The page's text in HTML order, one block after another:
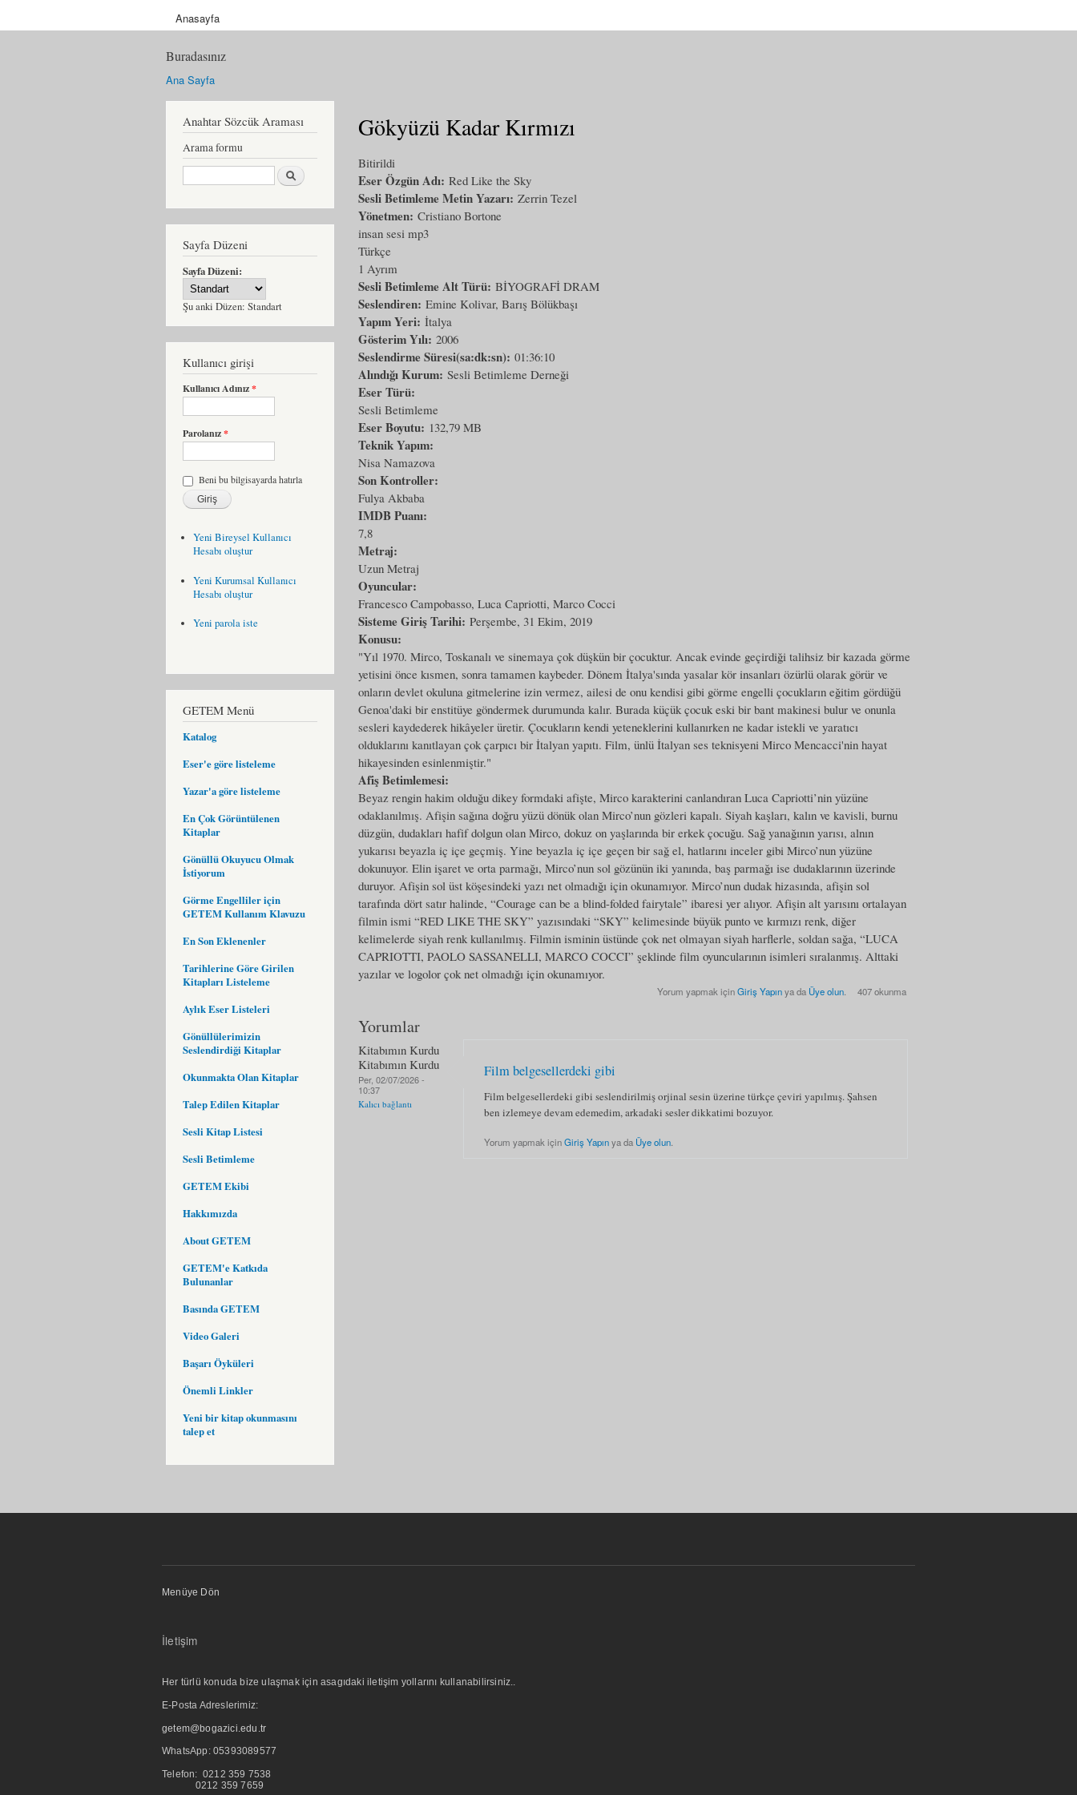
Anasayfa
Buradasınız
Ana Sayfa
Anahtar Sözcük Araması
Arama formu
Ara
Sayfa Düzeni
Sayfa Düzeni:
Şu anki Düzen: Standart
Kullanıcı girişi
Kullanıcı Adınız*
Parolanız*
Beni bu bilgisayarda hatırla
Yeni Bireysel Kullanıcı
Hesabı oluştur
Yeni Kurumsal Kullanıcı
Hesabı oluştur
Yeni parola iste
GETEM Menü
Katalog
Eser'e göre listeleme
Yazar'a göre listeleme
En Çok Görüntülenen
Kitaplar
Gönüllü Okuyucu Olmak
İstiyorum
Görme Engelliler için
GETEM Kullanım Klavuzu
En Son Eklenenler
Tarihlerine Göre Girilen
Kitapları Listeleme
Aylık Eser Listeleri
Gönüllülerimizin
Seslendirdiği Kitaplar
Okunmakta Olan Kitaplar
Talep Edilen Kitaplar
Sesli Kitap Listesi
Sesli Betimleme
GETEM Ekibi
Hakkımızda
About GETEM
GETEM'e Katkıda
Bulunanlar
Basında GETEM
Video Galeri
Başarı Öyküleri
Önemli Linkler
Yeni bir kitap okunmasını
talep et
Gökyüzü Kadar Kırmızı
Bitirildi
Eser Özgün Adı: Red Like the Sky
Sesli Betimleme Metin Yazarı: Zerrin Tezel
Yönetmen: Cristiano Bortone
insan sesi mp3
Türkçe
1 Ayrım
Sesli Betimleme Alt Türü: BİYOGRAFİ DRAM
Seslendiren: Emine Kolivar, Barış Bölükbaşı
Yapım Yeri: İtalya
Gösterim Yılı: 2006
Seslendirme Süresi(sa:dk:sn): 01:36:10
Alındığı Kurum: Sesli Betimleme Derneği
Eser Türü:
Sesli Betimleme
Eser Boyutu: 132,79 MB
Teknik Yapım:
Nisa Namazova
Son Kontroller:
Fulya Akbaba
IMDB Puanı:
7,8
Metraj:
Uzun Metraj
Oyuncular:
Francesco Campobasso, Luca Capriotti, Marco Cocci
Sisteme Giriş Tarihi: Perşembe, 31 Ekim, 2019
Konusu:
"Yıl 1970. Mirco, Toskanalı ve sinemaya çok düşkün bir çocuktur. Ancak evinde geçirdiği talihsiz bir kazada görme
yetisini önce kısmen, sonra tamamen kaybeder. Dönem İtalya'sında yasalar kör insanları özürlü olarak görür ve
onların devlet okuluna gitmelerine izin vermez, ailesi de onu kendisi gibi görme engelli çocukların eğitim gördüğü
Genoa'daki bir enstitüye göndermek durumunda kalır. Burada küçük çocuk eski bir bant makinesi bulur ve onunla
sesleri kaydederek hikâyeler üretir. Çocukların kendi yeteneklerini kullanırken ne kadar istekli ve yaratıcı
olduklarını kanıtlayan çok çarpıcı bir İtalyan yapıtı. Film, ünlü İtalyan ses teknisyeni Mirco Mencacci'nin hayat
hikayesinden esinlenmiştir."
Afiş Betimlemesi:
Beyaz rengin hakim olduğu dikey formdaki afişte, Mirco karakterini canlandıran Luca Capriotti’nin yüzüne
odaklanılmış. Afişin sağına doğru yüzü dönük olan Mirco’nun gözleri kapalı. Siyah kaşları, kalın ve kavisli, burnu
düzgün, dudakları hafif dolgun olan Mirco, dokuz on yaşlarında bir erkek çocuğu. Sağ yanağının yarısı, alnın
yukarısı beyazla iç içe geçmiş. Yine beyazla iç içe geçen bir sağ el, hatlarını inceler gibi Mirco’nun yüzüne
dokunuyor. Elin işaret ve orta parmağı, Mirco’nun sol gözünün iki yanında, baş parmağı ise dudaklarının üzerinde
duruyor. Afişin sol üst köşesindeki yazı net olmadığı için okunamıyor. Mirco’nun dudak hizasında, afişin sol
tarafında dört satır halinde, “Courage can be a blind-folded fairytale” ibaresi yer alıyor. Afişin alt yarısını ortalayan
filmin ismi “RED LIKE THE SKY” yazısındaki “SKY” kelimesinde büyük punto ve kırmızı renk, diğer
kelimelerde siyah renk kullanılmış. Filmin isminin üstünde çok net olmayan siyah harflerle, soldan sağa, “LUCA
CAPRIOTTI, PAOLO SASSANELLI, MARCO COCCI” şeklinde film oyuncularının isimleri sıralanmış. Alttaki
yazılar ve logolor çok net olmadığı için okunamıyor.
Yorum yapmak içinGiriş Yapınya da Üye olun. 407 okunma
Yorumlar
Kitabımın Kurdu
Kitabımın Kurdu
Per, 02/07/2026 -
10:37
Kalıcı bağlantı
Film belgesellerdeki gibi
Film belgesellerdeki gibi seslendirilmiş orjinal sesin üzerine türkçe çeviri yapılmış. Şahsen
ben izlemeye devam edemedim, arkadaki sesler dikkatimi bozuyor.
Yorum yapmak içinGiriş Yapınya da Üye olun
Menüye Dön
İletişim
Her türlü konuda bize ulaşmak için asagıdaki iletişim yollarını kullanabilirsiniz..
E-Posta Adreslerimiz:
getem@bogazici.edu.tr
WhatsApp: 05393089577
Telefon: 0212 359 7538
0212 359 7659